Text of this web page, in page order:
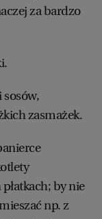
za bardzo
zasmażek.
by nie
np. z